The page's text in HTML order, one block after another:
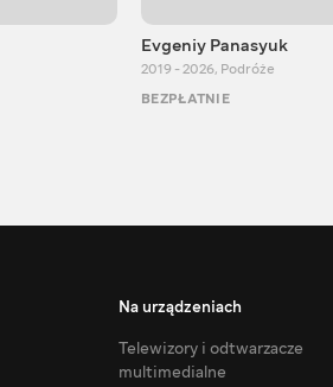
Evgeniy Panasyuk
2019 - 2026, Podróże
BEZPŁATNIE
Na urządzeniach
Telewizory i odtwarzacze
multimedialne